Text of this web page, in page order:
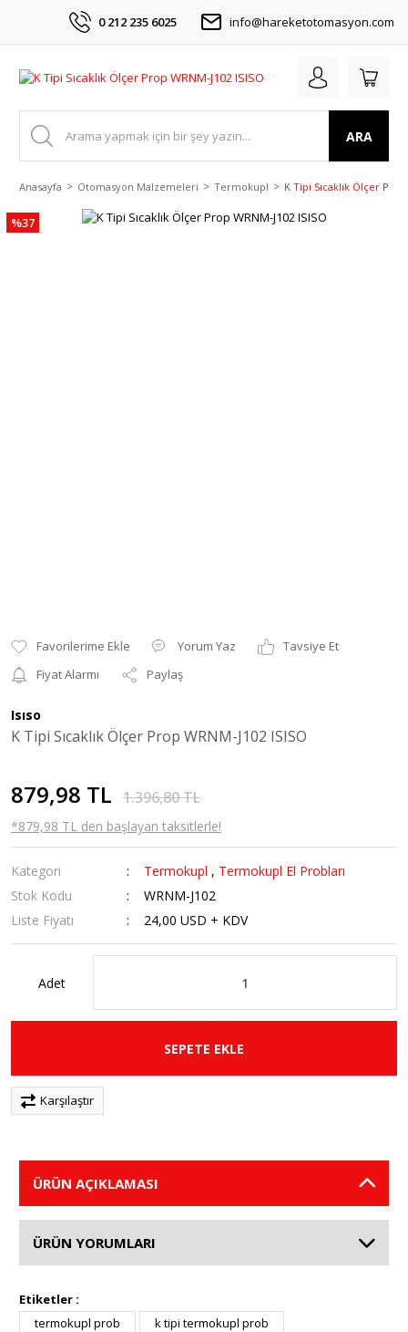
0 212 235 6025 info@hareketotomasyon.com
ARA
Anasayfa Otomasyon Malzemeleri Termokupl K Tipi Sıcaklık Ölçer Prop
%37
Yorum Yaz
Tavsiye Et
Fiyat Alarmı
Paylaş
Isıso
K Tipi Sıcaklık Ölçer Prop WRNM-J102 ISISO
879,98 TL 1.396,80 TL
*879,98 TL den başlayan taksitlerle!
Kategori Termokupl , Termokupl El Probları
Stok Kodu
WRNM-J102
Liste Fiyatı
24,00 USD + KDV
Adet
SEPETE EKLE
Karşılaştır
ÜRÜN AÇIKLAMASI
ÜRÜN YORUMLARI
Etiketler :
termokupl prob
k tipi termokupl prob